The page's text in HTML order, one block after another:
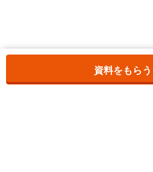
お気に入りに追加しました。
資料をもらう